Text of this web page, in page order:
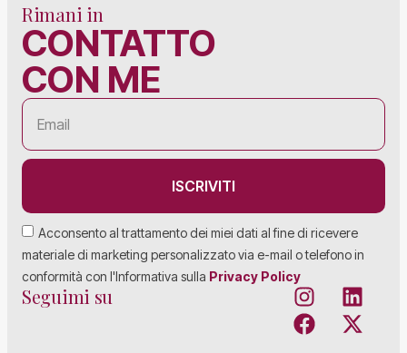
Rimani in
CONTATTO
CON ME
Acconsento al trattamento dei miei dati al fine di ricevere
materiale di marketing personalizzato via e-mail o telefono in
conformità con l'Informativa sulla Privacy Policy
ISCRIVITI
Seguimi su